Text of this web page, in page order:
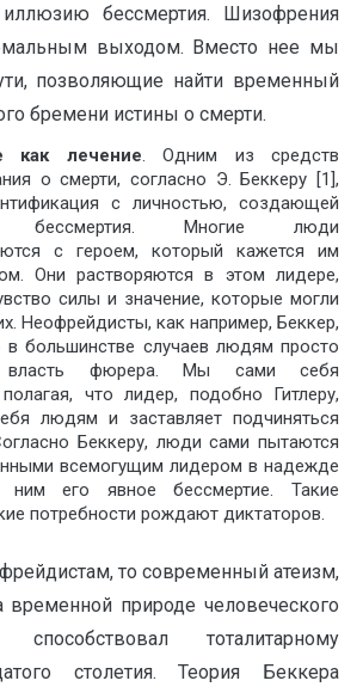
бессмертия. Шизофрения
выходом. Вместо нее мы
позволяющие найти временный
бремени истины о смерти.
как лечение . Одним из средств
о смерти, согласно Э. Беккеру [1],
с личностью, создающей
бессмертия. Многие люди
с героем, который кажется им
Они растворяются в этом лидере,
силы и значение, которые могли
Неофрейдисты, как например, Беккер,
в большинстве случаев людям просто
власть фюрера. Мы сами себя
что лидер, подобно Гитлеру,
людям и заставляет подчиняться
Беккеру, люди сами пытаются
всемогущим лидером в надежде
ним его явное бессмертие. Такие
потребности рождают диктаторов.
то современный атеизм,
временной природе человеческого
способствовал тоталитарному
столетия. Теория Беккера